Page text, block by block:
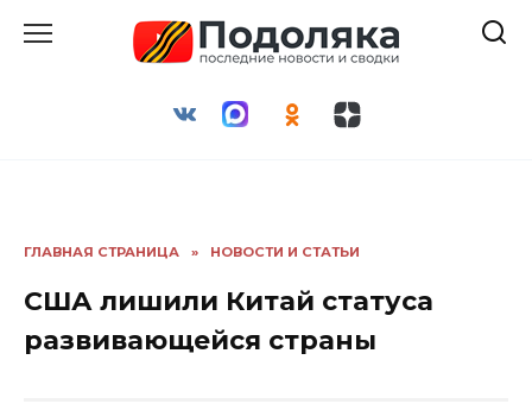
ГЛАВНАЯ СТРАНИЦА » НОВОСТИ И СТАТЬИ
США лишили Китай статуса
развивающейся страны